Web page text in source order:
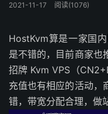
2021-11-17 阅读(1076)
HostKvm算是一家国
是不错的，目前商家也
招牌 Kvm VPS（
充值也有相应的活动，
错，带宽分配合理，做